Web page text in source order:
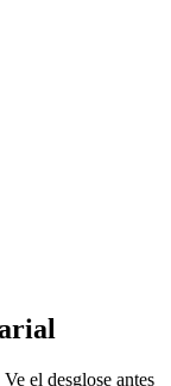
el desglose antes